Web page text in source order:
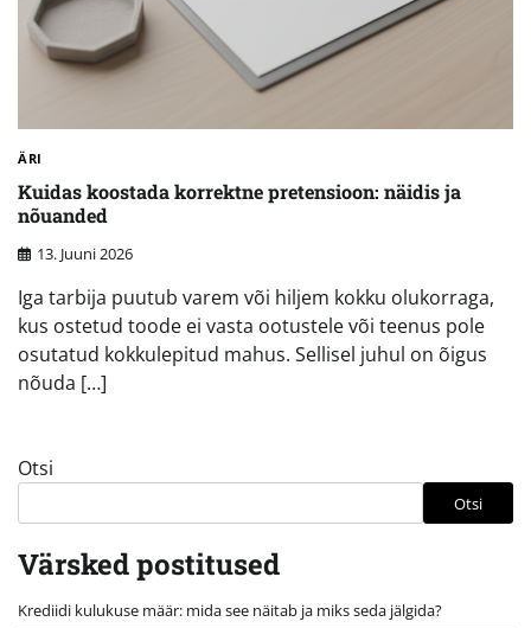
ÄRI
Kuidas koostada korrektne pretensioon: näidis ja
nõuanded
13. Juuni 2026
Iga tarbija puutub varem või hiljem kokku olukorraga,
kus ostetud toode ei vasta ootustele või teenus pole
osutatud kokkulepitud mahus. Sellisel juhul on õigus
nõuda […]
Otsi
Otsi
Värsked postitused
Krediidi kulukuse määr: mida see näitab ja miks seda jälgida?